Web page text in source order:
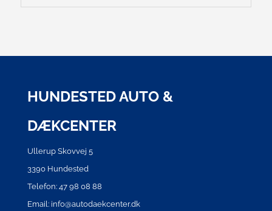
HUNDESTED AUTO &
DÆKCENTER
Ullerup Skovvej 5
3390 Hundested
Telefon: 47 98 08 88
Email: info@autodaekcenter.dk